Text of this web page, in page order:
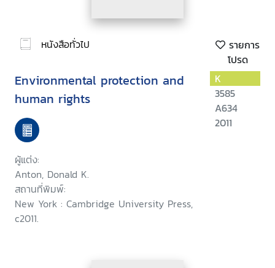
หนังสือทั่วไป
รายการ
โปรด
Environmental protection and
human rights
ผู้แต่ง:
Anton, Donald K.
สถานที่พิมพ์:
New York : Cambridge University Press,
c2011.
K
3585
A634
2011